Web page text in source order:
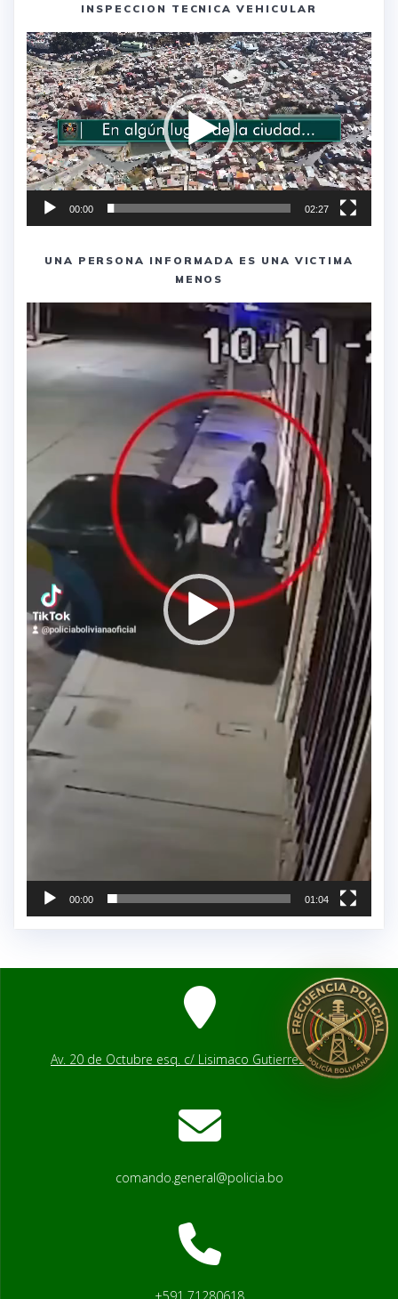
INSPECCION TECNICA VEHICULAR
Reproductor
de
vídeo
00:00 02:27
UNA PERSONA INFORMADA ES UNA VICTIMA
MENOS
Reproductor
de
vídeo
00:00 01:04
Av. 20 de Octubre esq. c/ Lisimaco Gutierrez # 2541
comando.general@policia.bo